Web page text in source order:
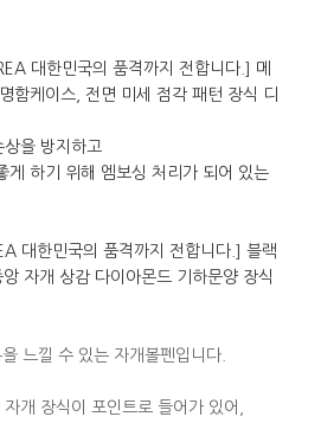
상을 방지하고
게 하기 위해 엠보싱 처리가 되어 있는
느낄 수 있는 자개볼펜입니다.
개 장식이 포인트로 들어가 있어,